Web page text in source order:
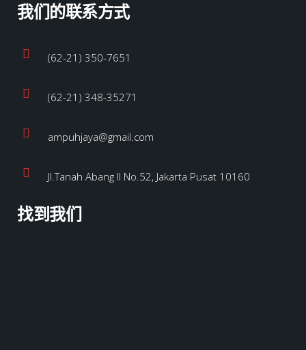
我们的联系方式
(62-21) 350-7651
(62-21) 348-35271
ampuhjaya@gmail.com
Jl.Tanah Abang II No.52, Jakarta Pusat 10160
找到我们